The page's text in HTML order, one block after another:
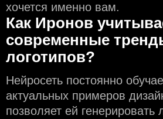
хочется именно вам.
Как Иронов
современные
логотипов?
Нейросеть постоянно
актуальных примеров
позволяет ей генерировать